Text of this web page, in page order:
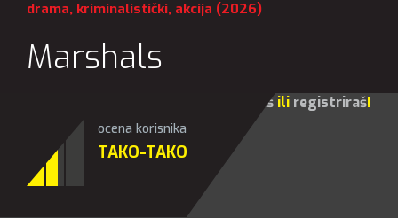
drama, kriminalistički, akcija (2026)
Marshals
prijaviš ili registriraš!
ocena korisnika
TAKO-TAKO